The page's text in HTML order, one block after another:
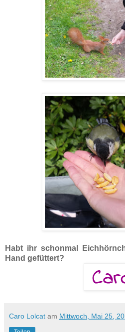
Habt ihr schonmal
Hand gefüttert?
Caro Lolcat am Mittwoch, Mai 25,